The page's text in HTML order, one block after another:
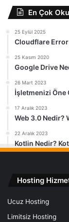
En Çok
25 Eylül 2025
Cloudflare Error
25 Kasım 2020
Google Drive
26 Mart 2023
İşletmenizi Öne
17 Aralık 2023
Web 3.0 Nedir?
22 Aralık 2023
Kotlin Nedir?
Hosting
Ucuz Hosting
Limitsiz Hosting